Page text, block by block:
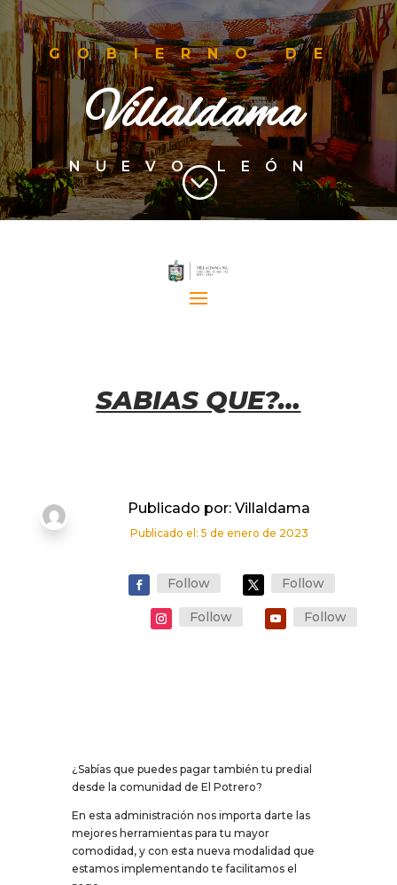
GOBIERNO DE
Villaldama
NUEVO LEÓN
;
SABIAS QUE?…
Publicado por: Villaldama
Publicado el: 5 de enero de 2023
Follow Follow
Follow Follow
¿Sabías que puedes pagar también tu predial
desde la comunidad de El Potrero?
En esta administración nos importa darte las
mejores herramientas para tu mayor
comodidad, y con esta nueva modalidad que
estamos implementando te facilitamos el